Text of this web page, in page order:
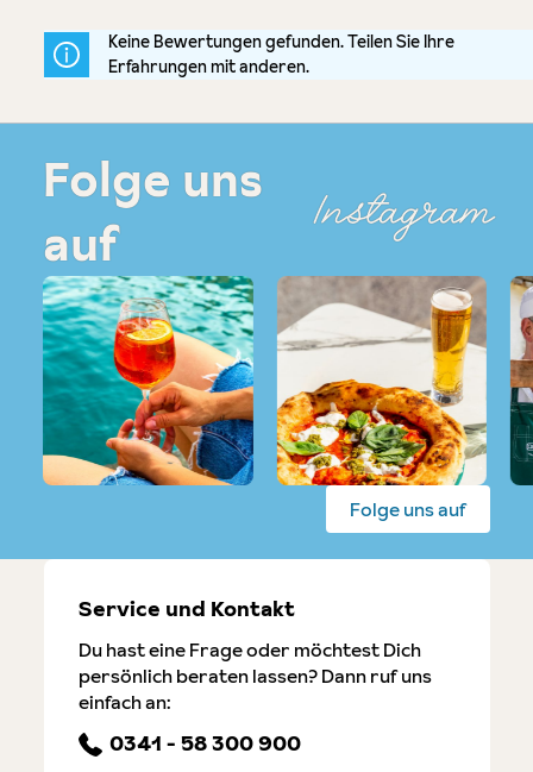
Keine Bewertungen gefunden. Teilen Sie Ihre
Erfahrungen mit anderen.
Folge uns
auf
Instagram
Folge uns auf
Service und Kontakt
Du hast eine Frage oder möchtest Dich
persönlich beraten lassen? Dann ruf uns
einfach an:
0341 - 58 300 900